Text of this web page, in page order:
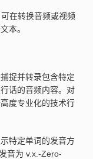
在转换音频或视频
本。
捉并转录包含特定
话的音频内容。对
度专业化的技术行
特定单词的发音方
音为 v.x.-Zero-